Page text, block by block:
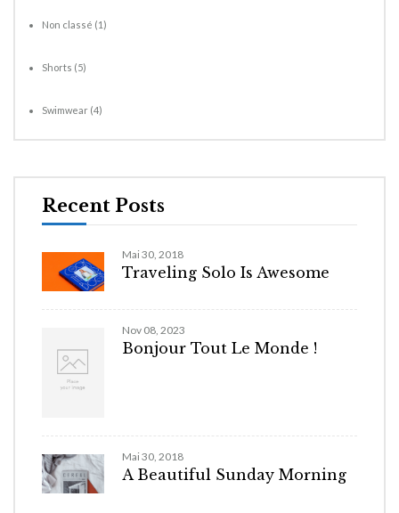
Non classé (1)
Shorts (5)
Swimwear (4)
Recent Posts
Mai 30, 2018
Traveling Solo Is Awesome
Nov 08, 2023
Bonjour Tout Le Monde !
Mai 30, 2018
A Beautiful Sunday Morning